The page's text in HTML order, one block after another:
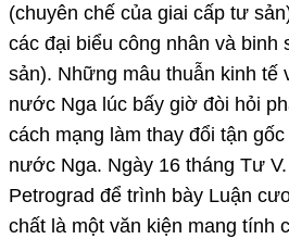
(chuyên chế của giai cấp tư
các đại biểu công nhân và binh
sản). Những mâu thuẫn kinh tế
nước Nga lúc bấy giờ đòi hỏi
cách mạng làm thay đổi tận
nước Nga. Ngày 16 tháng Tư
Petrograd để trình bày Luận
chất là một văn kiện mang tính